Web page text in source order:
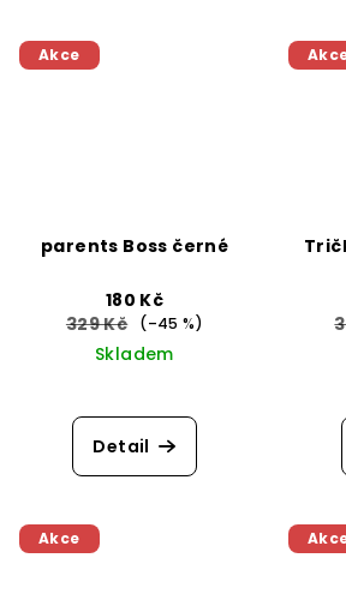
Akce
parents Boss černé
180 Kč
329 Kč
(–45 %)
Skladem
Detail
Akce